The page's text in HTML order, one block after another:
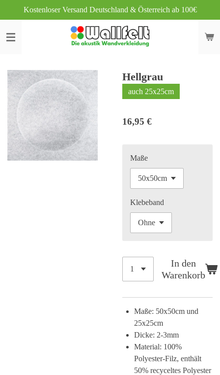
Hauptinhalt
springen
Kostenloser Versand Deutschland & Österreich ab 100€
Hellgrau
auch 25x25cm
16,95 €
Maße
Klebeband
In den
Warenkorb
Maße: 50x50cm und
25x25cm
Dicke: 2-3mm
Material: 100%
Polyester-Filz, enthält
50% recyceltes Polyester